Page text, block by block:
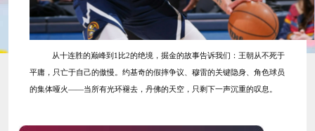
从十连胜的巅峰到1比2的绝境，掘金的故事告诉我们：王朝从不死于
平庸，只亡于自己的傲慢。约基奇的假摔争议、穆雷的关键隐身、角色球员
的集体哑火——当所有光环褪去，丹佛的天空，只剩下一声沉重的叹息。